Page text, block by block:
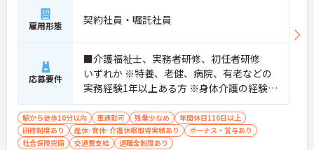
にくい人員体制です
・訪問スケジュールに沿って施設内でのケアを行う
ため、月平均の残業時間は5時間から7時間程度とか
なり少なめに抑えられます
・夜勤明けの翌日は原則としてお休みとなるシフト
編成が組まれており、しっかりと休息を取りながら
長期的な就業が可能です
＜評価制度でキャリアアップ＞
・介護福祉士や初任者研修などの資格や実務経験、
夜勤回数がしっかりと給与に反映されるためモチベ
ーションを維持できます
雇用形態 契約社員・嘱託社員
応募要件
■介護福祉士、実務者研修、初任者研修
いずれか ※特養、老健、病院、有老などの
実務経験1年以上ある方 ※身体介護の経験年
以上ある方、機械浴の使用の経験のある方
歓迎
駅から徒歩10分以内 車通勤可 残業少なめ
年間休日110日以上
研修制度あり
産休･育休･介護休暇取得実績あり
ボーナス・賞与あり
社会保険完備
交通費支給 退職金制度あり